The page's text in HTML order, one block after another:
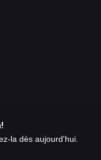
la dès aujourd'hui.